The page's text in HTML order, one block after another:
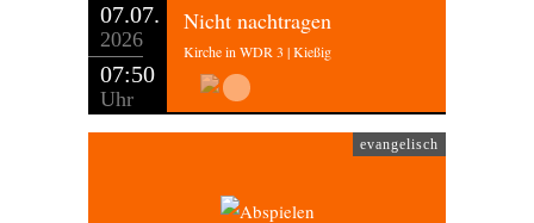
07.07.
2026
07:50
Uhr
Nicht nachtragen
Kirche in WDR 3 | Kießig
evangelisch